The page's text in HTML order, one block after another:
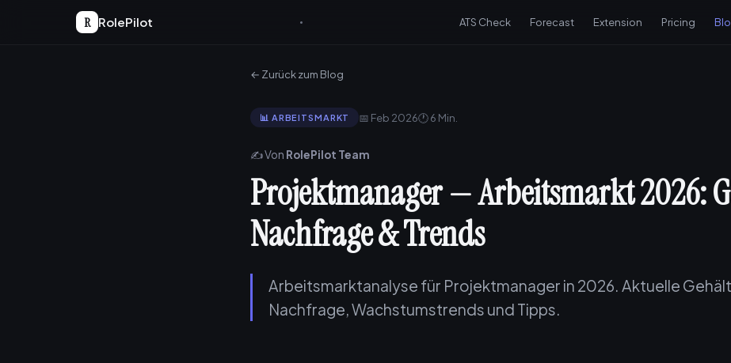
R RolePilot ATS Check Forecast Extension Pricing
← Zurück zum Blog
📊 ARBEITSMARKT 📅 Feb 2026🕐 6 Min.
✍️ Von RolePilot Team
Projektmanager — Arbeitsmarkt 2026:
Nachfrage & Trends
Arbeitsmarktanalyse für Projektmanager in 2026. Aktuelle
Nachfrage, Wachstumstrends und Tipps.